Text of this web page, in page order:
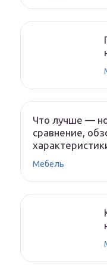
Что лучше —
сравнение,
Мебель